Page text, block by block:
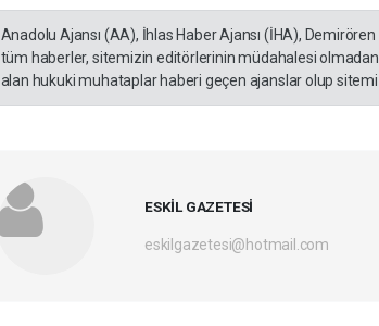
Anadolu Ajansı (AA), İhlas Haber Ajansı (İHA),
tüm haberler, sitemizin editörlerinin müdahalesi
alan hukuki muhataplar haberi geçen ajanslar olup
ESKİL GAZETESİ
eskilgazetesi@hotmail.com